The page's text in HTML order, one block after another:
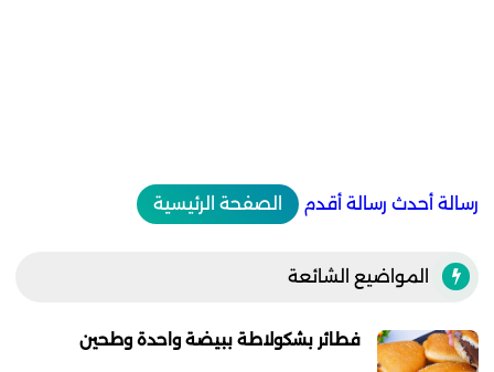
رسالة أحدث رسالة أقدم الصفحة الرئيسية
المواضيع الشائعة
فطائر بشكولاطة ببيضة واحدة وطحين